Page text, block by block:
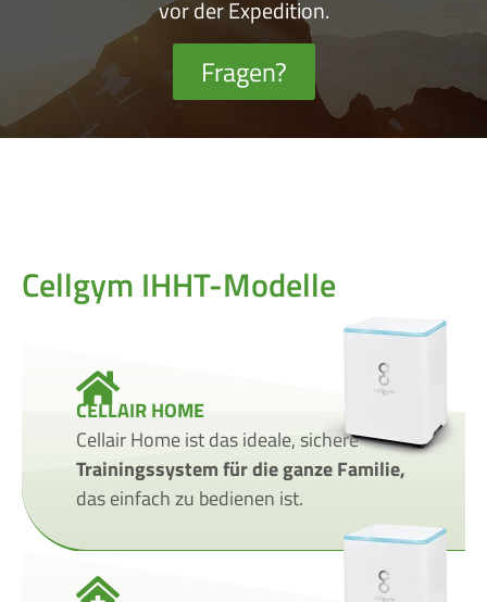
vor der Expedition.
Fragen?
Cellgym IHHT-Modelle
CELLAIR HOME
Cellair Home ist das ideale, sichere
Trainingssystem für die ganze Familie,
das einfach zu bedienen ist.